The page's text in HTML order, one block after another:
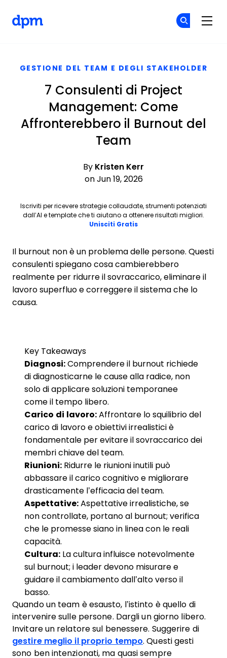
GESTIONE DEL TEAM E DEGLI STAKEHOLDER
7 Consulenti di Project
Management: Come
Affronterebbero il Burnout del
Team
By Kristen Kerr
on Jun 19, 2026
Iscriviti per ricevere strategie collaudate, strumenti potenziati
dall’AI e template che ti aiutano a ottenere risultati migliori.
Unisciti GratisOpens new window
Il burnout non è un problema delle persone. Questi
consulenti spiegano cosa cambierebbero
realmente per ridurre il sovraccarico, eliminare il
lavoro superfluo e correggere il sistema che lo
causa.
Key Takeaways
Diagnosi: Comprendere il burnout richiede
di diagnosticarne le cause alla radice, non
solo di applicare soluzioni temporanee
come il tempo libero.
Carico di lavoro: Affrontare lo squilibrio del
carico di lavoro e obiettivi irrealistici è
fondamentale per evitare il sovraccarico dei
membri chiave del team.
Riunioni: Ridurre le riunioni inutili può
abbassare il carico cognitivo e migliorare
drasticamente l’efficacia del team.
Aspettative: Aspettative irrealistiche, se
non controllate, portano al burnout; verifica
che le promesse siano in linea con le reali
capacità.
Cultura: La cultura influisce notevolmente
sul burnout; i leader devono misurare e
guidare il cambiamento dall’alto verso il
basso.
Quando un team è esausto, l’istinto è quello di
intervenire sulle persone. Dargli un giorno libero.
Invitare un relatore sul benessere. Suggerire di
gestire meglio il proprio tempo. Questi gesti
sono ben intenzionati, ma quasi sempre